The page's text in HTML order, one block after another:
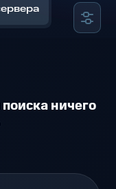
ничего